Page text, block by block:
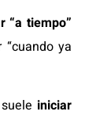
“a tiempo”
ya
iniciar